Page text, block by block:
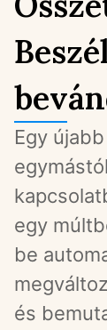
Egy
egy
be
és